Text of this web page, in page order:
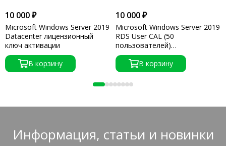
10 000 ₽
Microsoft Windows Server 2019
Datacenter лицензионный
ключ активации
В корзину
10 000 ₽
Microsoft Windows Server 2019
RDS User CAL (50
пользователей)
лицензионный ключ
активацииВ корзину
Информация, статьи и новинки